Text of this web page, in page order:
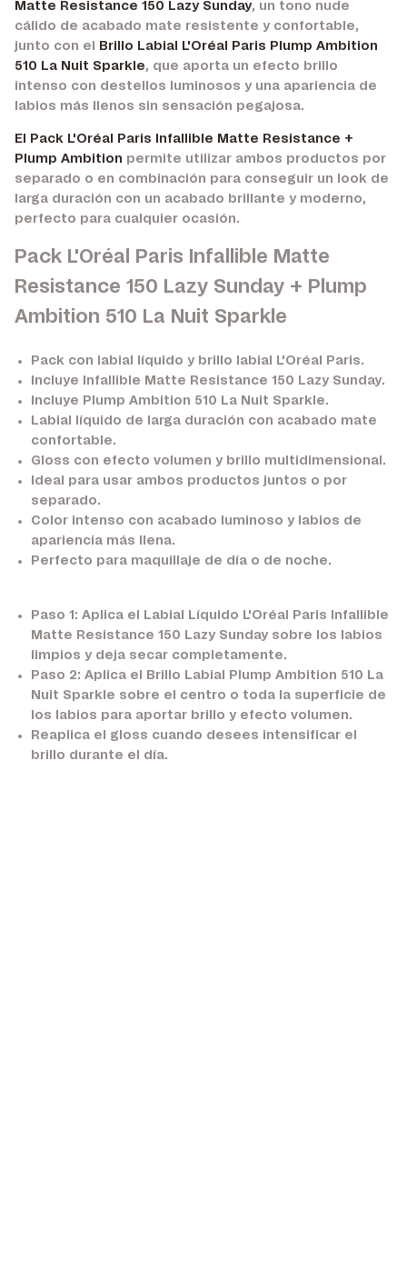
Matte Resistance 150 Lazy Sunday, un tono nude
cálido de acabado mate resistente y confortable,
junto con el
Brillo Labial L'Oréal Paris Plump Ambition
510 La Nuit Sparkle, que aporta un efecto brillo
intenso con destellos luminosos y una apariencia de
labios más llenos sin sensación pegajosa.
El Pack L'Oréal Paris Infallible Matte Resistance +
Plump Ambition permite utilizar ambos productos por
separado o en combinación para conseguir un look de
larga duración con un acabado brillante y moderno,
perfecto para cualquier ocasión.
Pack L'Oréal Paris Infallible Matte
Resistance 150 Lazy Sunday + Plump
Ambition 510 La Nuit Sparkle
Pack con labial líquido y brillo labial L'Oréal Paris.
Incluye
Infallible Matte Resistance 150 Lazy Sunday.
Incluye Plump Ambition 510 La Nuit Sparkle.
Labial líquido de larga duración con acabado mate
confortable.
Gloss con efecto volumen y brillo multidimensional.
Ideal para usar ambos productos juntos o por
separado.
Color intenso con acabado luminoso y labios de
apariencia más llena.
Perfecto para maquillaje de día o de noche.
Paso 1: Aplica el Labial Líquido L'Oréal Paris Infallible
Matte Resistance 150 Lazy Sunday sobre los labios
limpios y deja secar completamente.
Paso 2: Aplica el Brillo Labial Plump Ambition 510 La
Nuit Sparkle sobre el centro o toda la superficie de
los labios para aportar brillo y efecto volumen.
Reaplica el gloss cuando desees intensificar el
brillo durante el día.